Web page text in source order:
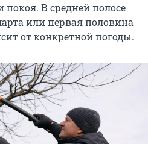
покоя. В средней полосе
или первая половина
от конкретной погоды.